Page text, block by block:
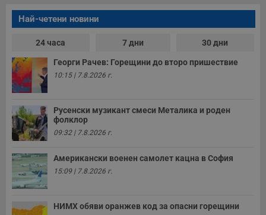
Най-четени новини
24 часа 7 дни 30 дни
Георги Рачев: Горещини до второ пришествие
10:15 | 7.8.2026 г.
Русенски музикант смеси Металика и роден
фолклор
09:32 | 7.8.2026 г.
Американски военен самолет кацна в София
15:09 | 7.8.2026 г.
НИМХ обяви оранжев код за опасни горещини